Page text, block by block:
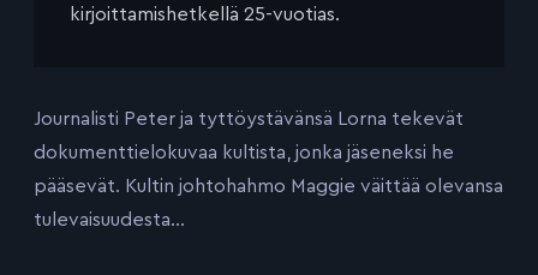
kirjoittamishetkellä 25-vuotias.
Journalisti Peter ja tyttöystävänsä Lorna tekevät
dokumenttielokuvaa kultista, jonka jäseneksi he
pääsevät. Kultin johtohahmo Maggie väittää olevansa
tulevaisuudesta…